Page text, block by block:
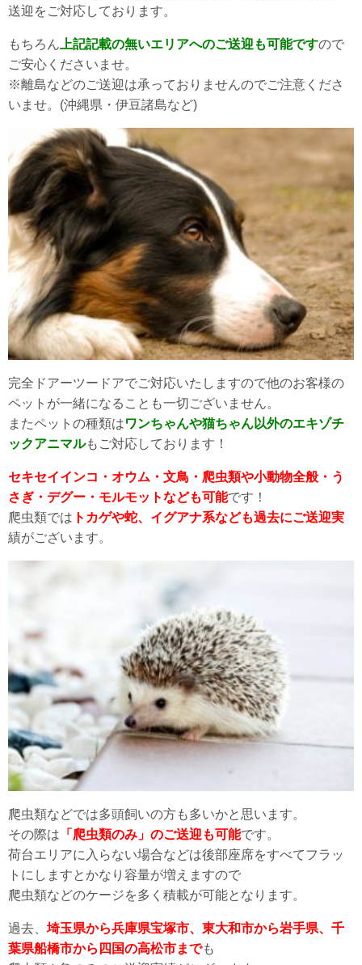
送迎をご対応しております。
もちろん 上記記載の無いエリアへのご送迎も可能ですので
ご安心くださいませ。
※離島などのご送迎は承っておりませんのでご注意くださ
いませ。(沖縄県・伊豆諸島など)
完全ドアーツードアでご対応いたしますので他のお客様の
ペットが一緒になることも一切ございません。
またペットの種類はワンちゃんや猫ちゃん以外のエキゾチ
ックアニマルもご対応しております！
セキセイインコ・オウム・文鳥・爬虫類や小動物全般・う
さぎ・デグー・モルモットなども可能です！
爬虫類では トカゲや蛇、イグアナ系なども過去にご送迎実
績がございます。
爬虫類などでは多頭飼いの方も多いかと思います。
その際は 「爬虫類のみ」のご送迎も可能です。
荷台エリアに入らない場合などは後部座席をすべてフラッ
トにしますとかなり容量が増えますので
爬虫類などのケージを多く積載が可能となります。
過去、 埼玉県から兵庫県宝塚市、東大和市から岩手県、千
葉県船橋市から四国の高松市までも